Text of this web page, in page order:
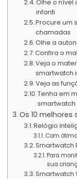
Olhe o nível
infanti
Procure um
chamadas
Olhe a
Confira o
Veja o
smartwatch
Veja as
Tenha em
smartwatch
Os 10
Relógio
Com
Smartwatch
Para
sua
Smartwatch